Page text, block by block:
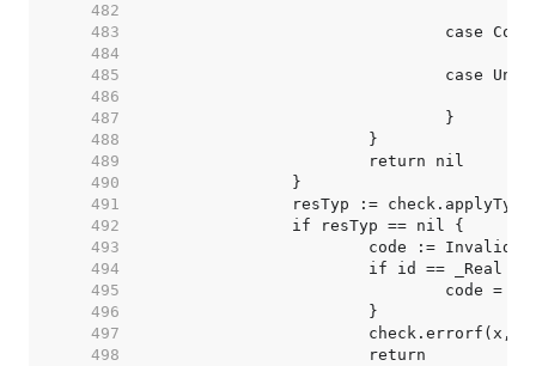
   482
   483
   484
   485
   486
   487
   488
   489
   490
   491
   492
   493
   494
   495
   496
   497
   498